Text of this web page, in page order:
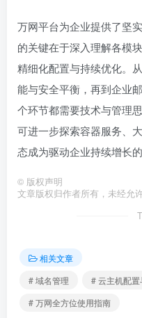
万网平台为企业提供了坚
的关键在于深入理解各模
精细化配置与持续优化。
能与安全平衡，再到企业
个环节都需要技术与管理
可进一步探索容器服务、
态成为驱动企业持续增长的
© 版权声明
文章版权归作者所有，未经允
相关文章
# 域名管理
# 云主机配
# 万网全方位使用指南